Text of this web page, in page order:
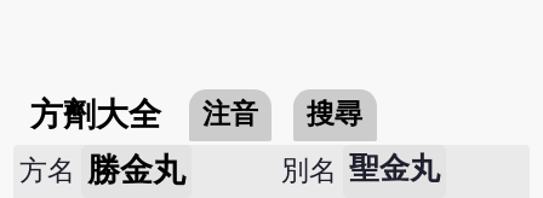
方劑大全 注音
搜尋
方名 勝金丸 別名 聖金丸